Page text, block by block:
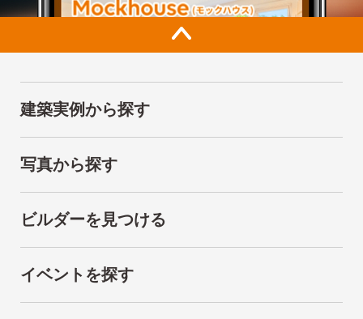
建築実例から探す
写真から探す
ビルダーを見つける
イベントを探す